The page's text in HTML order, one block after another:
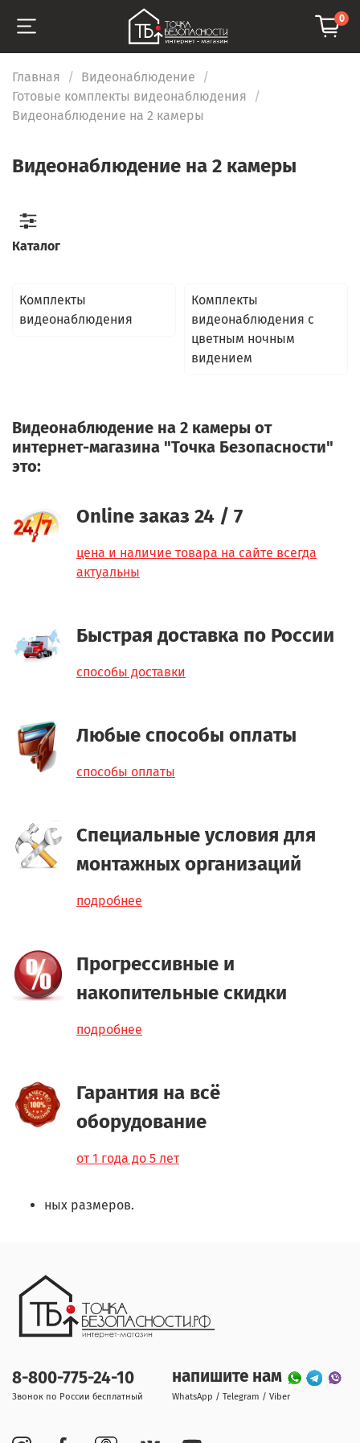
0
Главная
Видеонаблюдение
Готовые комплекты видеонаблюдения
Видеонаблюдение на 2 камеры
Видеонаблюдение на 2 камеры
Комплекты
видеонаблюдения
Комплекты
видеонаблюдения с
цветным ночным
видением
Видеонаблюдение на 2 камеры от
интернет-магазина "Точка Безопасности"
это:
Online заказ 24 / 7
цена и наличие товара на сайте всегда
актуальны
Быстрая доставка по России
способы доставки
Любые способы оплаты
способы оплаты
Специальные условия для
монтажных организаций
подробнее
Прогрессивные и
накопительные скидки
подробнее
Гарантия на всё
оборудование
от 1 года до 5 лет
ных размеров.
Каталог
8-800-775-24-10
Звонок по России бесплатный
напишите нам
WhatsApp / Telegram / Viber